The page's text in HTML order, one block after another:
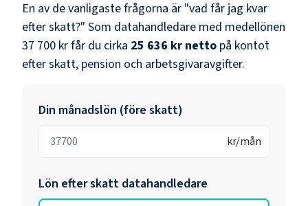
En av de vanligaste frågorna är "vad får jag kvar
efter skatt?" Som datahandledare med medellönen
37 700 krfår du cirka 25 636 kr netto på kontot
efter skatt, pension och arbetsgivaravgifter.
Din månadslön (före skatt)
kr/mån
Lön efter skatt datahandledare